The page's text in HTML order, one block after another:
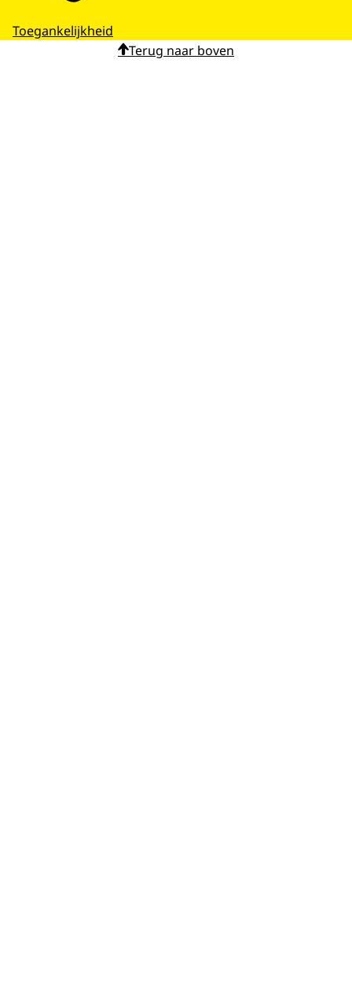
Toegankelijkheid
Terug naar boven